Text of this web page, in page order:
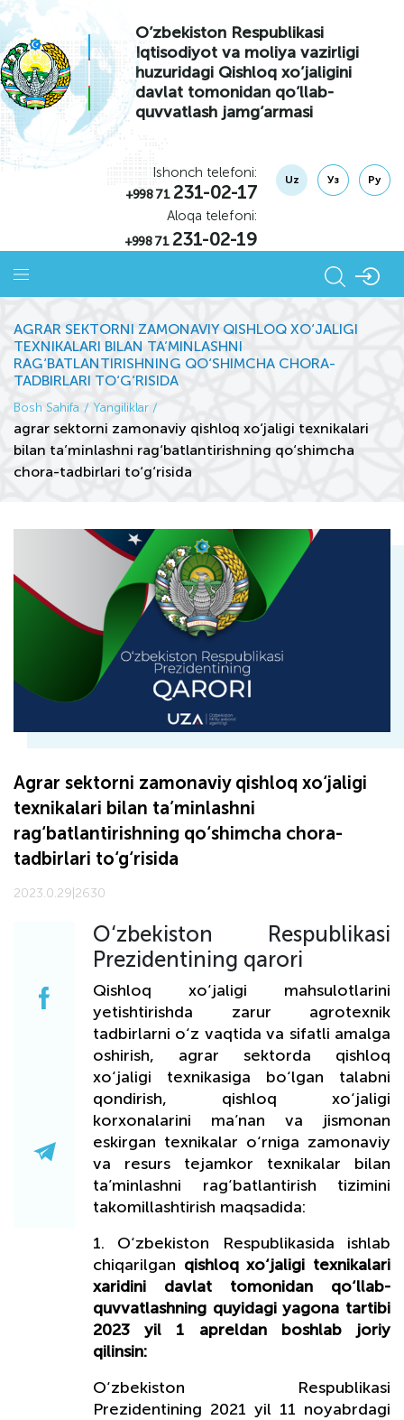
O’zbekiston Respublikasi
Iqtisodiyot va moliya vazirligi
huzuridagi Qishloq xo’jaligini
davlat tomonidan qo’llab-
quvvatlash jamg’armasi
Ishonch telefoni:
+998 71231-02-17
Aloqa telefoni:
+998 71231-02-19
Uz Уз Ру
AGRAR SEKTORNI ZAMONAVIY QISHLOQ XO‘JALIGI
TEXNIKALARI BILAN TA’MINLASHNI
RAG‘BATLANTIRISHNING QO‘SHIMCHA CHORA-
TADBIRLARI TO‘G‘RISIDA
Bosh Sahifa Yangiliklar
agrar sektorni zamonaviy qishloq xo‘jaligi texnikalari
bilan ta’minlashni rag‘batlantirishning qo‘shimcha
chora-tadbirlari to‘g‘risida
Agrar sektorni zamonaviy qishloq xo‘jaligi
texnikalari bilan ta’minlashni
rag‘batlantirishning qo‘shimcha chora-
tadbirlari to‘g‘risida
2023.0.29 2630
O‘zbekiston Respublikasi
Prezidentining qarori
Qishloq xo‘jaligi mahsulotlarini
yetishtirishda zarur agrotexnik
tadbirlarni o‘z vaqtida va sifatli amalga
oshirish, agrar sektorda qishloq
xo‘jaligi texnikasiga bo‘lgan talabni
qondirish, qishloq xo‘jaligi
korxonalarini ma’nan va jismonan
eskirgan texnikalar o‘rniga zamonaviy
va resurs tejamkor texnikalar bilan
ta’minlashni rag‘batlantirish tizimini
takomillashtirish maqsadida:
1. O‘zbekiston Respublikasida ishlab
chiqarilgan qishloq xo‘jaligi texnikalari
xaridini davlat tomonidan qo‘llab-
quvvatlashning quyidagi yagona tartibi
2023 yil 1 apreldan boshlab joriy
qilinsin:
O‘zbekiston Respublikasi
Prezidentining 2021 yil 11 noyabrdagi